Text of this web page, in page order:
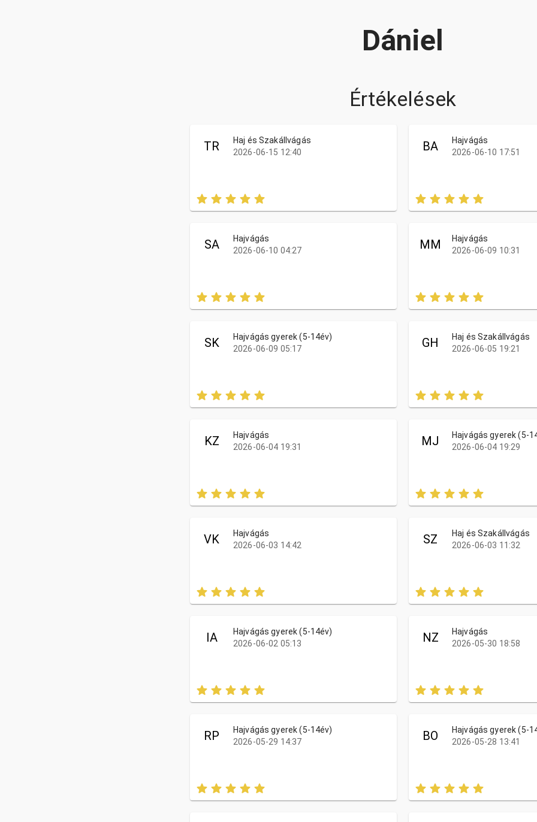
Dániel
Értékelések
TR
Haj és Szakállvágás
2026-06-15 12:40
BA
Hajvágás
2026-06-10 17:51
SA
Hajvágás
2026-06-10 04:27
MM
Hajvágás
2026-06-09 10:31
SK
Hajvágás gyerek (5-14év)
2026-06-09 05:17
GH
Haj és Szakállvágás
2026-06-05 19:21
KZ
Hajvágás
2026-06-04 19:31
MJ
Hajvágás gyerek (5-
2026-06-04 19:29
VK
Hajvágás
2026-06-03 14:42
SZ
Haj és Szakállvágás
2026-06-03 11:32
IA
Hajvágás gyerek (5-14év)
2026-06-02 05:13
NZ
Hajvágás
2026-05-30 18:58
RP
Hajvágás gyerek (5-14év)
2026-05-29 14:37
BO
Hajvágás gyerek (5-
2026-05-28 13:41